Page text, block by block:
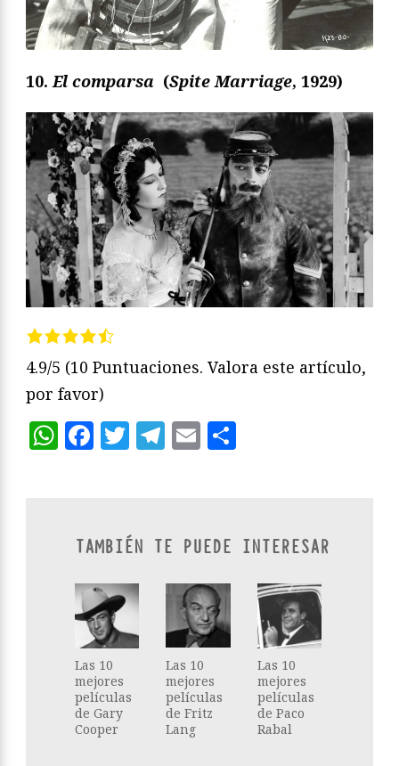
10. El comparsa (Spite Marriage, 1929)
4.9/5 (10 Puntuaciones. Valora este artículo,
por favor)
WhatsApp
Facebook
Twitter
Telegram
Email
TAMBIÉN TE PUEDE INTERESAR
Las 10
mejores
películas
de Gary
Cooper
Las 10
mejores
películas
de Fritz
Lang
Las 10
mejores
películas
de Paco
Rabal